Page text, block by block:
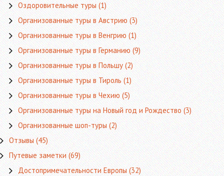
Оздоровительные туры(1)
Организованные туры в Австрию(3)
Организованные туры в Венгрию(1)
Организованные туры в Германию(9)
Организованные туры в Польшу (2)
Организованные туры в Тироль(1)
Организованные туры в Чехию(5)
Организованные туры на Новый год и Рождество(3)
Организованные шоп-туры(2)
Отзывы(45)
Путевые заметки(69)
Достопримечательности Европы(32)